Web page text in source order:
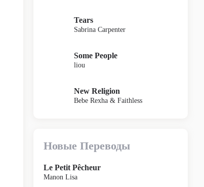
Tears
Sabrina Carpenter
Some People
liou
New Religion
Bebe Rexha & Faithless
Новые Переводы
Le Petit Pêcheur
Manon Lisa